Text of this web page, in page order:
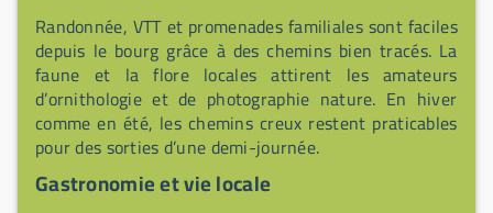
Randonnée, VTT et promenades familiales sont faciles
depuis le bourg grâce à des chemins bien tracés. La
faune et la flore locales attirent les amateurs
d’ornithologie et de photographie nature. En hiver
comme en été, les chemins creux restent praticables
pour des sorties d’une demi-journée.
Gastronomie et vie locale